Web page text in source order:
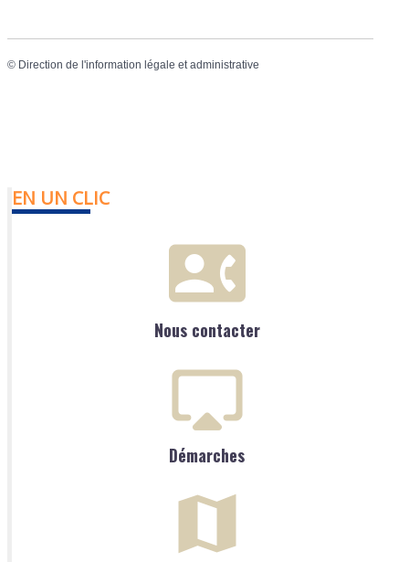
© Direction de l'information légale et administrative
EN UN CLIC
Nous contacter
Démarches